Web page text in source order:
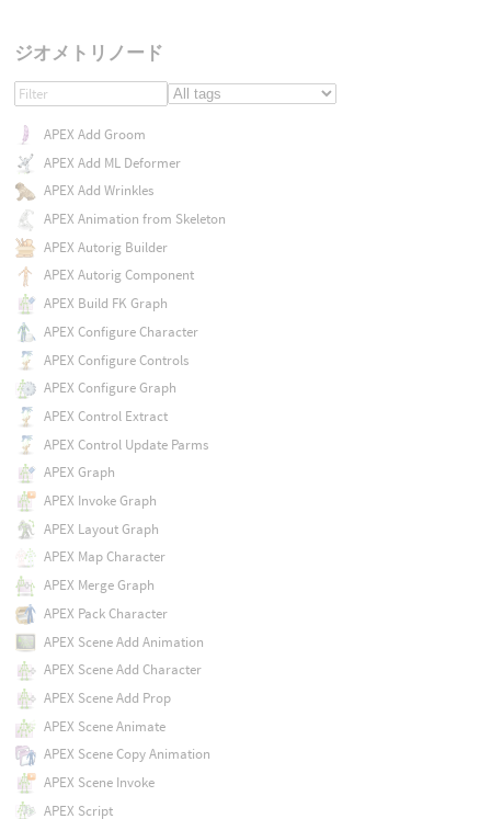
ジオメトリノード
APEX Add Groom
APEX Add ML Deformer
APEX Add Wrinkles
APEX Animation from Skeleton
APEX Autorig Builder
APEX Autorig Component
APEX Build FK Graph
APEX Configure Character
APEX Configure Controls
APEX Configure Graph
APEX Control Extract
APEX Control Update Parms
APEX Graph
APEX Invoke Graph
APEX Layout Graph
APEX Map Character
APEX Merge Graph
APEX Pack Character
APEX Scene Add Animation
APEX Scene Add Character
APEX Scene Add Prop
APEX Scene Animate
APEX Scene Copy Animation
APEX Scene Invoke
APEX Script